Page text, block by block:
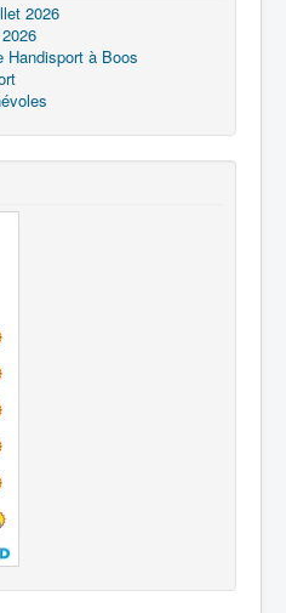
2026
Handisport à Boos